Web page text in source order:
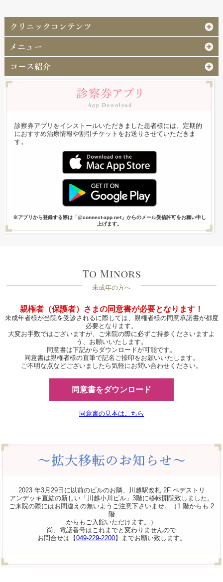
診察券アプリをインストールいただきました患者様には、定期的
におすすめ治療情報や割引チケットをお送りさせていただきま
す。
※アプリから登録する際は「@connect-app.net」からのメール受信許可をお願い申し
上げます。
未成年の方へ
親権者（保護者）さまの同意書が必要となります！
未成年者様が当院を受診されるに際しては、親権者様の同意承諾書が都度
必要となります。
大変お手数ではございますが、ご来院の際に必ずご持参くださいますよ
う、お願いいたします。
同意書は下記からダウンロードが可能です。
同意書は親権者様の直筆で記名ご捺印をお願いいたします。
ご不明な点などございましたら気軽にお問い合わせください。
同意書をダウンロード
同意書の見本はこちら
2023 年3月29日に以前のビルのお隣、川越駅改札 2F ペデストリ
アンデッキ直結の新しい「川越小川ビル」3階に移転開院致しました。
ご来院の際にはお間違えの無いようご注意下さいませ。（1 階からも 2
階
からもご入館いただけます。）
尚、電話番号はこれまでと変わりませんので
お問合せは【049-229-2200】までお願い致します。